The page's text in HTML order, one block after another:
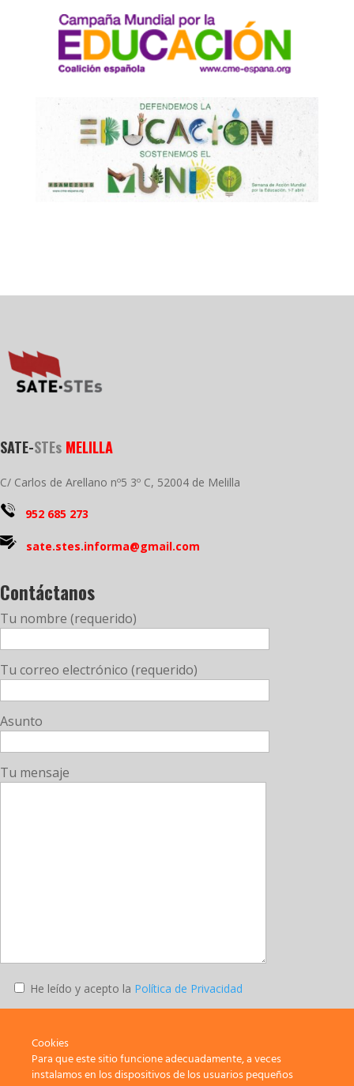
SATE-STEs MELILLA
C/ Carlos de Arellano nº5 3º C, 52004 de Melilla
952 685 273
sate.stes.informa@gmail.com
Contáctanos
Tu nombre (requerido)
Tu correo electrónico (requerido)
Asunto
Tu mensaje
He leído y acepto la Política de Privacidad
Cookies
Para que este sitio funcione adecuadamente, a veces
instalamos en los dispositivos de los usuarios pequeños